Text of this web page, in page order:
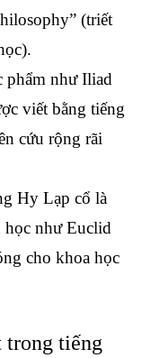
(triết
phẩm như Iliad
viết bằng tiếng
cứu rộng rãi
Hy Lạp cổ là
học như Euclid
cho khoa học
trong tiếng